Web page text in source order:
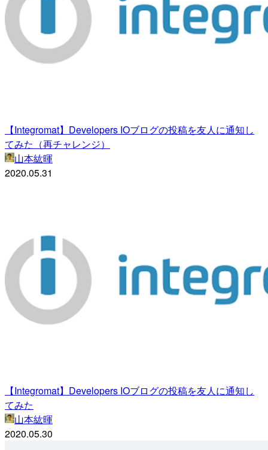
【Integromat】Developers IOブログの投稿を友人に通知し
てみた（再チャレンジ）
山本紘暉
2020.05.31
【Integromat】Developers IOブログの投稿を友人に通知し
てみた
山本紘暉
2020.05.30